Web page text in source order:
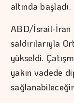
altında başladı.
ABD/İsrail-İran
saldırılarıyla
yükseldi.
yakın vadede